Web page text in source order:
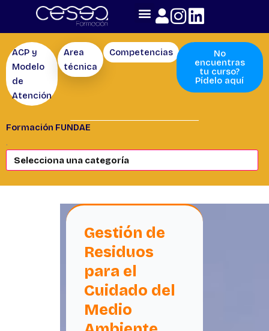
content
ACP y
Modelo
de
Atención
Area
técnica
Competencias
AutoCuidados
No
encuentras
tu curso?
Pídelo aquí
Formación FUNDAE
.
Gestión de
Residuos
para el
Cuidado del
Medio